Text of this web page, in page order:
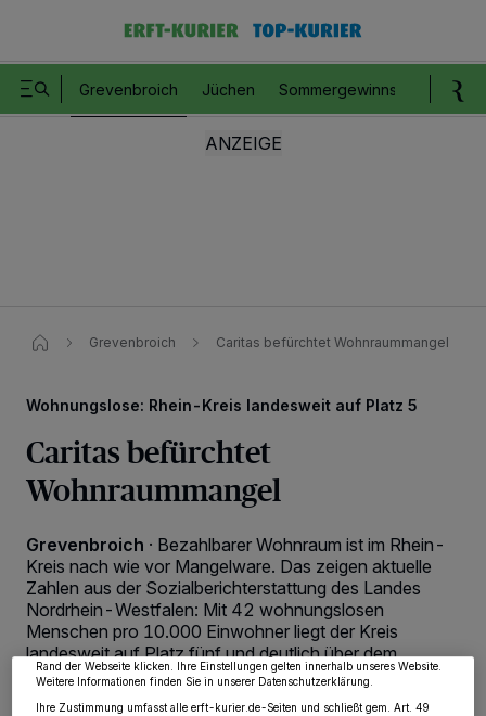
Grevenbroich Jüchen Sommergewinnspiel
Grevenbroich Caritas befürchtet Wohnraummangel
Wohnungslose: Rhein-Kreis landesweit auf Platz 5
Caritas befürchtet
Wohnraummangel
Grevenbroich · Bezahlbarer Wohnraum ist im Rhein-
Kreis nach wie vor Mangelware. Das zeigen aktuelle
Zahlen aus der Sozialberichterstattung des Landes
Nordrhein-Westfalen: Mit 42 wohnungslosen
Menschen pro 10.000 Einwohner liegt der Kreis
landesweit auf Platz fünf und deutlich über dem
Landes-Durchschnitt von 28 Wohnungslosen pro
Wir und unsere218-Partner speichern und greifen auf personenbezogene Daten
wie Browserdaten oder eindeutige Kennungen auf Ihrem Gerät zu. Durch Auswahl
von OK aktivieren Sie Tracking-Technologien für die unter „Wir und unsere
Partner verarbeiten Daten, um Ihnen Dienste bereitzustellen“ aufgeführten
Zwecke. Wenn Tracker deaktiviert sind, sind manche Inhalte und Anzeigen
möglicherweise nicht mehr so relevant für Sie. Sie können dieses Menü jederzeit
wieder aufrufen, um Ihre Einstellungen zu ändern oder Ihre Einwilligung zu
widerrufen, indem Sie auf den Link Einstellungen oder Ablehnen am unteren
Rand der Webseite klicken. Ihre Einstellungen gelten innerhalb unseres Website.
Weitere Informationen finden Sie in unserer Datenschutzerklärung.
Ihre Zustimmung umfasst alle erft-kurier.de-Seiten und schließt gem. Art. 49